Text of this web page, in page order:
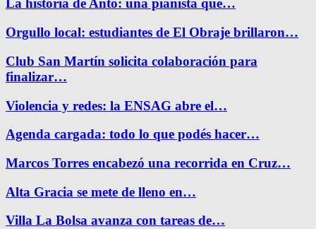
La historia de Anto: una pianista que…
Orgullo local: estudiantes de El Obraje brillaron…
Club San Martín solicita colaboración para
finalizar…
Violencia y redes: la ENSAG abre el…
Agenda cargada: todo lo que podés hacer…
Marcos Torres encabezó una recorrida en Cruz…
Alta Gracia se mete de lleno en…
Villa La Bolsa avanza con tareas de…